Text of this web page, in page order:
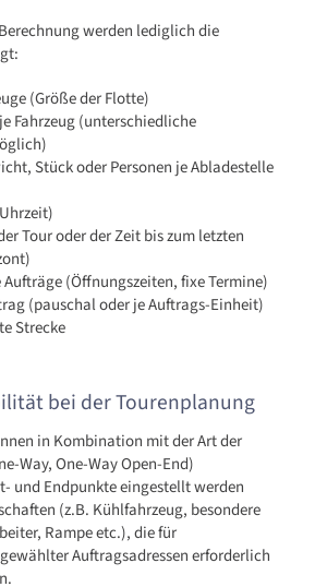
werden lediglich die
(Größe der Flotte)
Fahrzeug (unterschiedliche
Stück oder Personen je Abladestelle
Tour oder der Zeit bis zum letzten
(Öffnungszeiten, fixe Termine)
(pauschal oder je Auftrags-Einheit)
Strecke
bei der Tourenplanung
in Kombination mit der Art der
Way, One-Way Open-End)
und Endpunkte eingestellt werden
(z.B. Kühlfahrzeug, besondere
Rampe etc.), die für
Auftragsadressen erforderlich